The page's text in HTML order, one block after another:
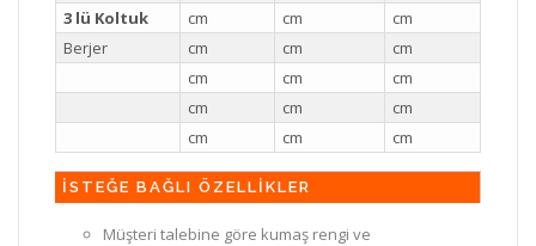
3 lü Koltuk
cm cm
cm
Berjer
cm cm
cm
cm
cm
cm
cm
cm
cm
cm
cm cm
İSTEĞE BAĞLI ÖZELLİKLER
Müşteri talebine göre kumaş rengi ve